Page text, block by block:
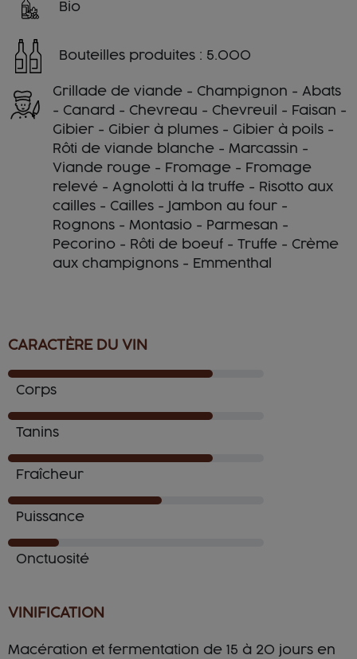
Bio
Bouteilles produites : 5.000
Grillade de viande - Champignon - Abats
- Canard - Chevreau - Chevreuil - Faisan -
Gibier - Gibier à plumes - Gibier à poils -
Rôti de viande blanche - Marcassin -
Viande rouge - Fromage - Fromage
relevé - Agnolotti à la truffe - Risotto aux
cailles - Cailles - Jambon au four -
Rognons - Montasio - Parmesan -
Pecorino - Rôti de boeuf - Truffe - Crème
aux champignons - Emmenthal
CARACTÈRE DU VIN
Corps
Tanins
Fraîcheur
Puissance
Onctuosité
VINIFICATION
Macération et fermentation de 15 à 20 jours en